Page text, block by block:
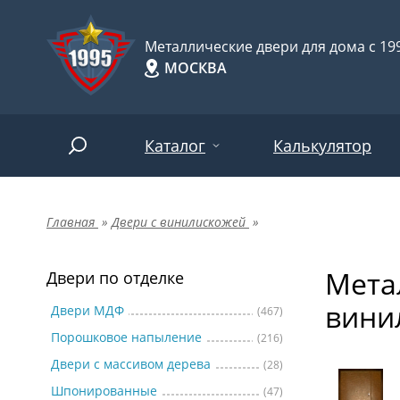
Металлические двери для дома с
МОСКВА
Каталог
Двери по отделке
Двери по назначению
Двери по особенностям
Калькулятор
Главная » Двери с винилискожей »
Двери по отделке
Двери МДФ (467)
Порошковое напыление (216)
Двери с массивом дерева (28)
Шпонированные (47)